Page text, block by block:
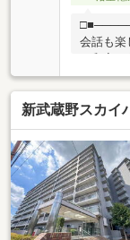
会話も楽
の延長と
ん収納で
備し、家
ており
彡・東村
山第一中
930m物
にご連絡
新武蔵野スカイ